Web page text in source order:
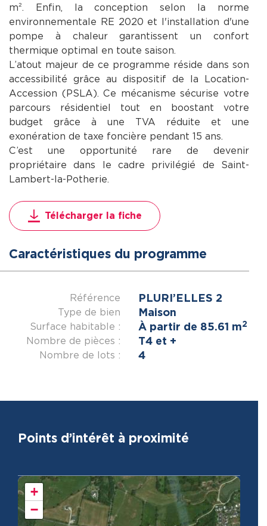
m². Enfin, la conception selon la norme
environnementale RE 2020 et l'installation d'une
pompe à chaleur garantissent un confort
thermique optimal en toute saison.
L’atout majeur de ce programme réside dans son
accessibilité grâce au dispositif de la Location-
Accession (PSLA). Ce mécanisme sécurise votre
parcours résidentiel tout en boostant votre
budget grâce à une TVA réduite et une
exonération de taxe foncière pendant 15 ans.
C’est une opportunité rare de devenir
propriétaire dans le cadre privilégié de Saint-
Lambert-la-Potherie.
Télécharger la fiche
Caractéristiques du programme
Référence PLURI’ELLES 2
Type de bien Maison
Surface habitable : À partir de 85.61 m2
Nombre de pièces : T4 et +
Nombre de lots : 4
Points d’intérêt à proximité
+
−